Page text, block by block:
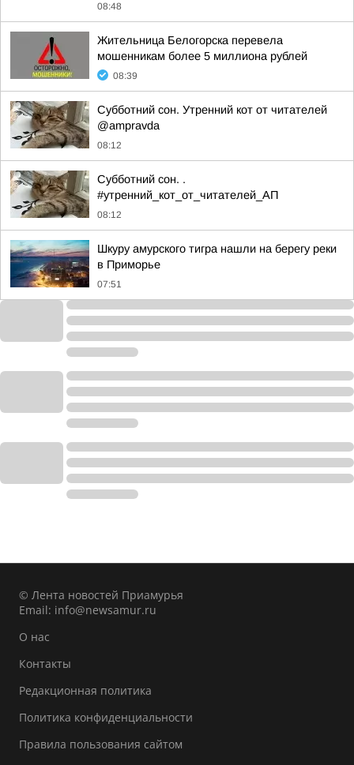
08:48
Жительница Белогорска перевела
мошенникам более 5 миллиона рублей
08:39
Субботний сон. Утренний кот от читателей
@ampravda
08:12
Субботний сон. .
#утренний_кот_от_читателей_АП
08:12
Шкуру амурского тигра нашли на берегу реки
в Приморье
07:51
© Лента новостей Приамурья
Email: info@newsamur.ru
О нас
Контакты
Редакционная политика
Политика конфиденциальности
Правила пользования сайтом